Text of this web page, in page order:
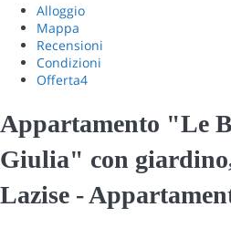
Alloggio
Mappa
Recensioni
Condizioni
Offerta4
Appartamento "Le
Giulia" con
Lazise -